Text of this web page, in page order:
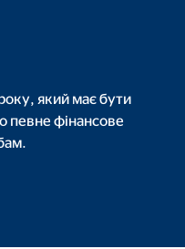
який має бути
фінансове